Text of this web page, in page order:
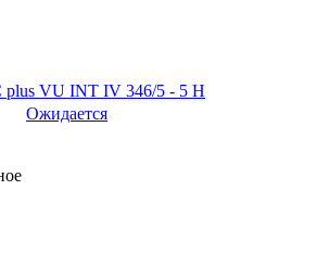
VU INT IV 346/5 - 5 H
Ожидается